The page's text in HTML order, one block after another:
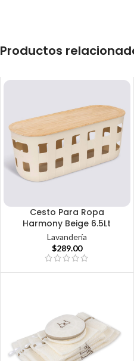
Productos
Cesto Para Ropa
Harmony Beige 6.5Lt
Lavandería
$289.00